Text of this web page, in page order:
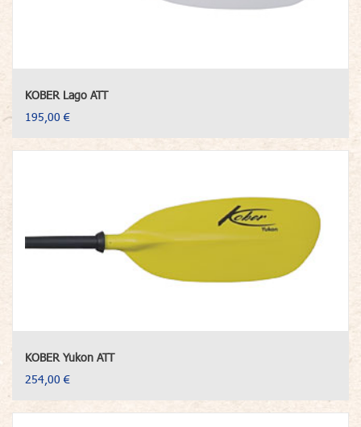
KOBER Lago ATT
195,00 €
KOBER Yukon ATT
254,00 €